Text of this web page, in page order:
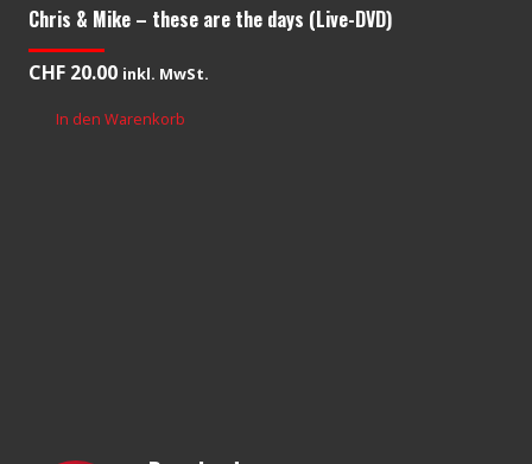
Chris & Mike – these are the days (Live-DVD)
CHF 20.00 inkl. MwSt.
In den Warenkorb